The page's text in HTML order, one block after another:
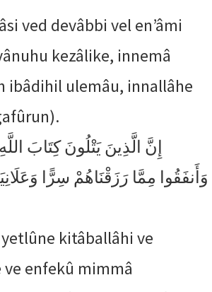
ved devâbbi vel en’âmi
kezâlike, innemâ
ibâdihil ulemâu, innallâhe
إِنَّ الَّذِينَ يَتْلُونَ كِتَابَ
وَأَنفَقُوا مِمَّا رَزَقْنَاهُمْ سِرًّا
kitâballâhi ve
enfekû mimmâ